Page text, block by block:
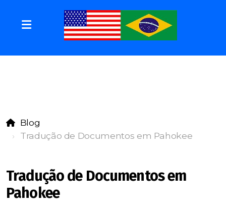
Blog
Tradução de Documentos em Pahokee
Tradução de Documentos em
Pahokee